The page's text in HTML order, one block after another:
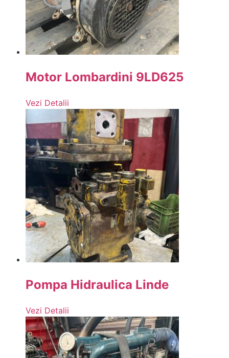
Motor Lombardini 9LD625
Vezi Detalii
Pompa Hidraulica Linde
Vezi Detalii